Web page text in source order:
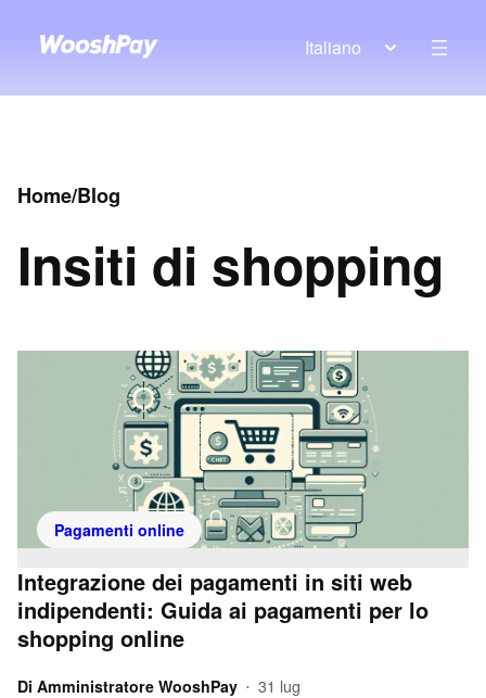
Italiano
Home/Blog
Insiti di shopping
Pagamenti online
Integrazione dei pagamenti in siti web
indipendenti: Guida ai pagamenti per lo
shopping online
Di Amministratore WooshPay • 31 lug